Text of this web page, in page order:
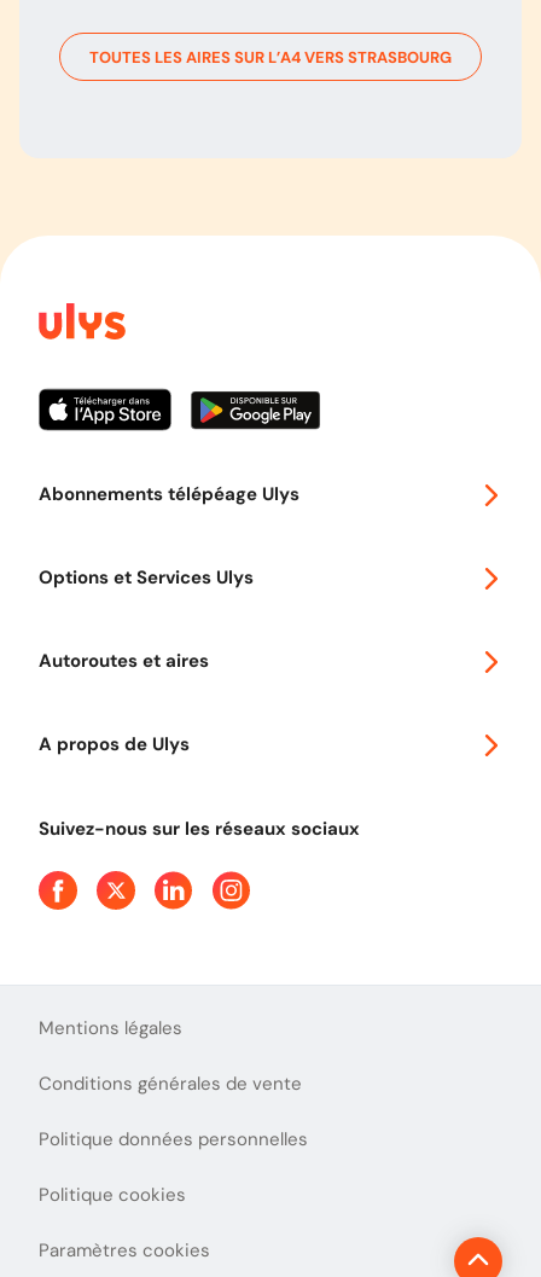
TOUTES LES AIRES SUR L’A4VERSSTRASBOURG
Abonnements télépéage Ulys
Options et Services Ulys
Autoroutes et aires
A propos de Ulys
Presse
Suivez-nous sur les réseaux sociaux
Mentions légales
Conditions générales de vente
Politique données personnelles
Politique cookies
Paramètres cookies